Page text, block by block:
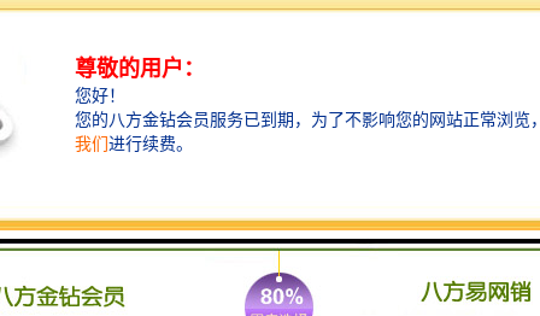
能。在恶劣的使用环境下，它仍能保持稳定的性能，延
长使用寿命。